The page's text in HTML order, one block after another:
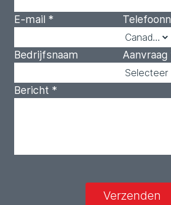
E-mail *
Bedrijfsnaam
Bericht *
Verzenden